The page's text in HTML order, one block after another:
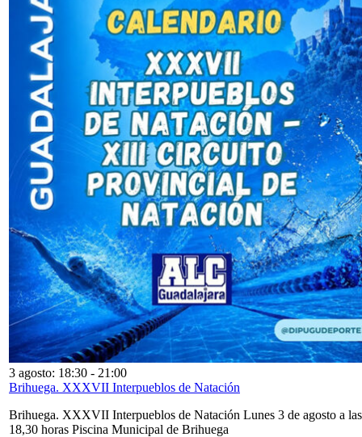
3 agosto: 18:30 - 21:00
Brihuega. XXXVII Interpueblos de Natación
Brihuega. XXXVII Interpueblos de Natación Lunes 3 de agosto a las
18,30 horas Piscina Municipal de Brihuega